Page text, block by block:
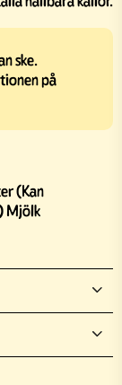
ske.
på
(Kan
Mjölk